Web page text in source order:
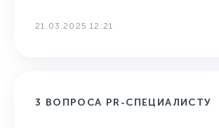
21.03.2025 12:21
3 ВОПРОСА PR-СПЕЦИАЛИСТУ